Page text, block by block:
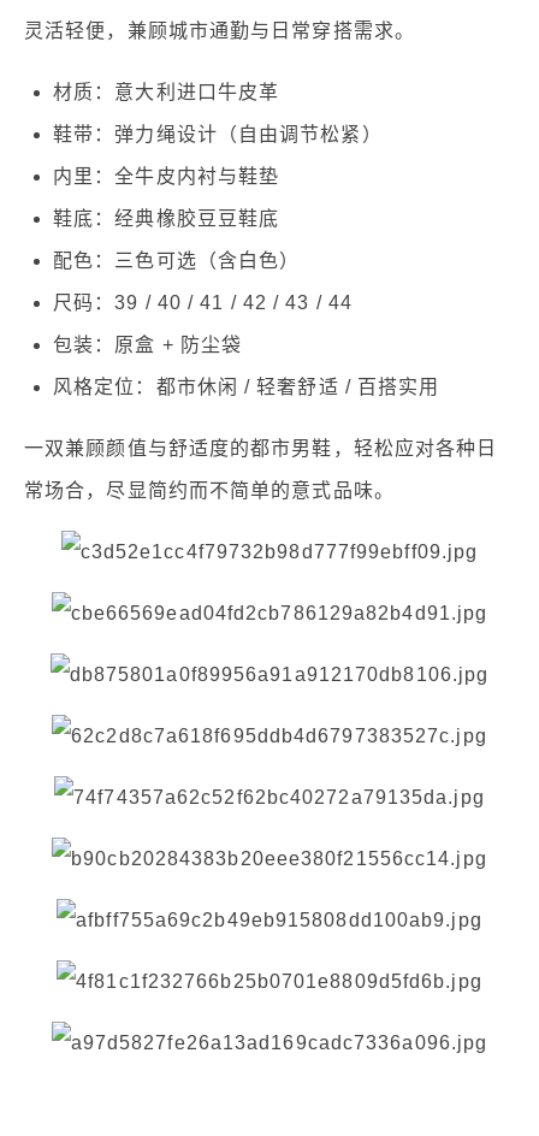
灵活轻便，兼顾城市通勤与日常穿搭需求。
材质：意大利进口牛皮革
鞋带：弹力绳设计（自由调节松紧）
内里：全牛皮内衬与鞋垫
鞋底：经典橡胶豆豆鞋底
配色：三色可选（含白色）
尺码：39 / 40 / 41 / 42 / 43 / 44
包装：原盒 + 防尘袋
风格定位：都市休闲 / 轻奢舒适 / 百搭实用
一双兼顾颜值与舒适度的都市男鞋，轻松应对各种日
常场合，尽显简约而不简单的意式品味。